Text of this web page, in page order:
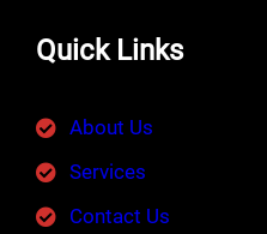
Quick Links
About Us
Services
Contact Us